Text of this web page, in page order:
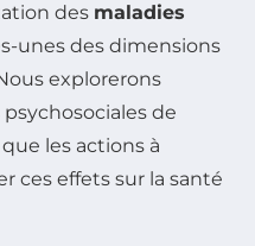
des maladies
unes des dimensions
explorerons
de
les actions à
ces effets sur la santé